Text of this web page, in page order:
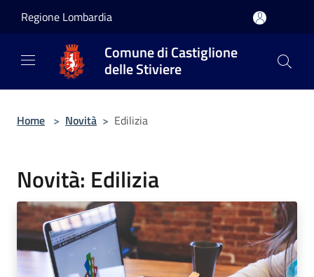
Regione Lombardia
Comune di Castiglione
delle Stiviere
Home > Novità > Edilizia
Novità: Edilizia